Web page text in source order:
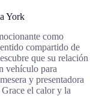
York
como
compartido de
que su relación
vehículo para
y presentadora
el calor y la